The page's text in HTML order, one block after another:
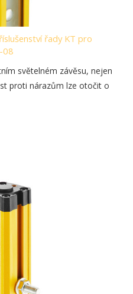
řady KT pro
08
světelném závěsu, nejen
proti nárazům lze otočit o